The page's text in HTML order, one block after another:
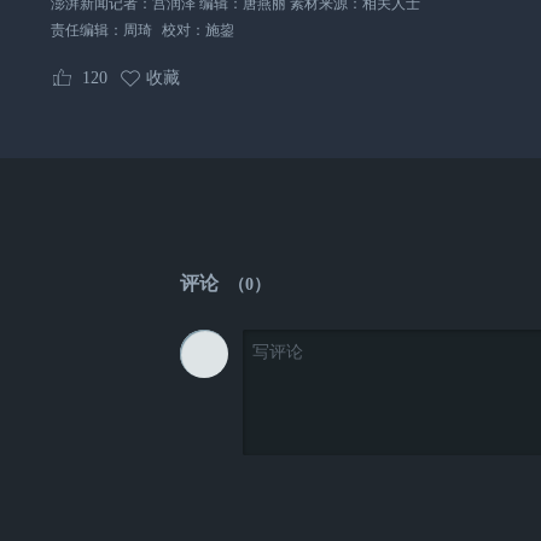
澎湃新闻记者：宫润泽 编辑：唐燕丽 素材来源：相关人士
责任编辑： 周琦 校对： 施鋆
120 收藏
评论 （0）